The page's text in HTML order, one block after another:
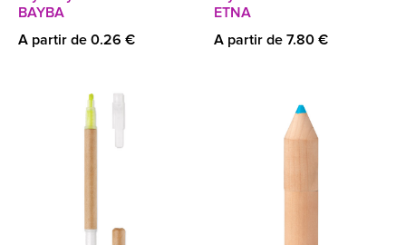
BAYBA
A partir de 0.26 €
ETNA
A partir de 7.80 €